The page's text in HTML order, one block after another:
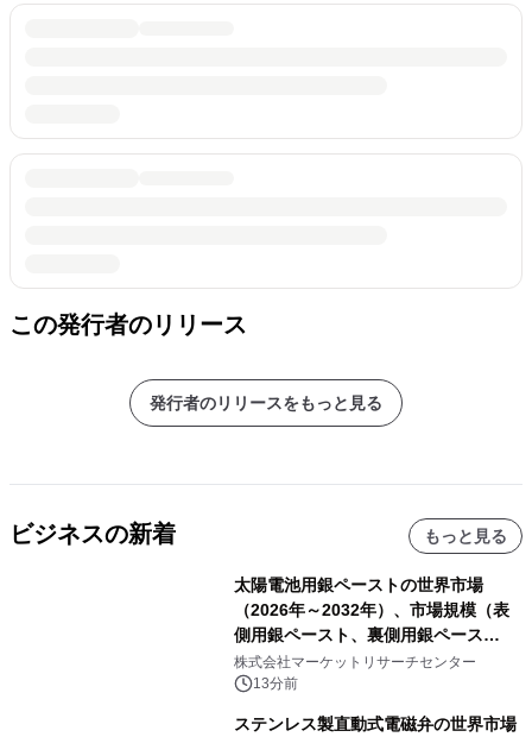
この発行者のリリース
発行者のリリースをもっと見る
ビジネスの新着 もっと見る
太陽電池用銀ペーストの世界市場
（2026年～2032年）、市場規模（表
側用銀ペースト、裏側用銀ペース
ト）・分析レポートを発表
株式会社マーケットリサーチセンター
13分前
ステンレス製直動式電磁弁の世界市場